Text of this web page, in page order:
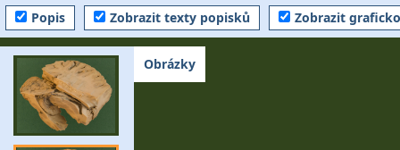
Popis Zobrazit texty popisků Zobrazit
Obrázky